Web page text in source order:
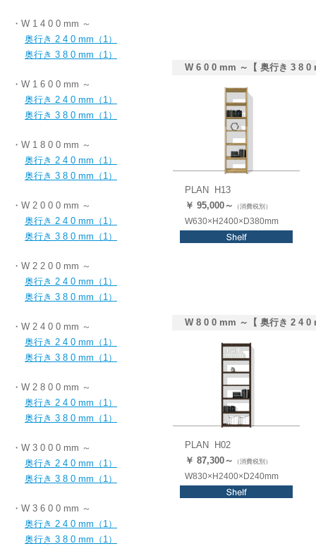
・W 1 4 0 0 mm ～
奥行き 2 4 0 mm（1）
奥行き 3 8 0 mm（1）
・W 1 6 0 0 mm ～
奥行き 2 4 0 mm（1）
奥行き 3 8 0 mm（1）
・W 1 8 0 0 mm ～
奥行き 2 4 0 mm（1）
奥行き 3 8 0 mm（1）
・W 2 0 0 0 mm ～
奥行き 2 4 0 mm（1）
奥行き 3 8 0 mm（1）
・W 2 2 0 0 mm ～
奥行き 2 4 0 mm（1）
奥行き 3 8 0 mm（1）
・W 2 4 0 0 mm ～
奥行き 2 4 0 mm（1）
奥行き 3 8 0 mm（1）
・W 2 8 0 0 mm ～
奥行き 2 4 0 mm（1）
奥行き 3 8 0 mm（1）
・W 3 0 0 0 mm ～
奥行き 2 4 0 mm（1）
奥行き 3 8 0 mm（1）
・W 3 6 0 0 mm ～
奥行き 2 4 0 mm（1）
奥行き 3 8 0 mm（1）
W 6 0 0 mm ～【 奥行き 3 8 0
PLAN H13
￥ 95,000～
（消費税別）
W630×H2400×D380mm
W 8 0 0 mm ～【 奥行き 2 4 0
PLAN H02
￥ 87,300～ （消費税別）
W830×H2400×D240mm